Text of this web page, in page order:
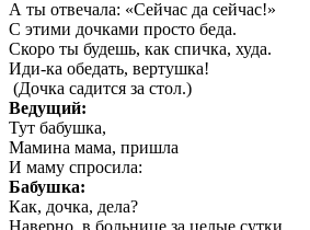
А ты отвечала: «Сейчас да сейчас!»
С этими дочками просто беда.
Скоро ты будешь, как спичка, худа.
Иди-ка обедать, вертушка!
(Дочка садится за стол.)
Ведущий:
Тут бабушка,
Мамина мама, пришла
И маму спросила:
Бабушка:
Как, дочка, дела?
Наверно, в больнице за целые сутки